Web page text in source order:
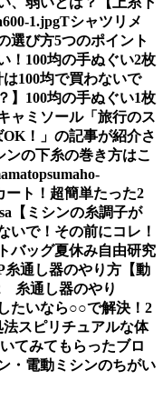
1.jpgTシャツリメ
選び方5つのポイント
！ 100均の手ぬぐい2枚
は100均で買わないで
】 100均の手ぬぐい1枚
ャミソール「旅行のス
！」の記事が紹介さ
ンの下糸の巻き方はこ
topsumaho-
ト！超簡単たった2
【ミシンの糸調子が
いで！その前にコレ！
バッグ夏休み自由研究
通し器のやり方【動
糸通し器のやり
たいなら○○で解決！2
法スピリチュアルな体
てみてもらったブロ
・電動ミシンのちがい